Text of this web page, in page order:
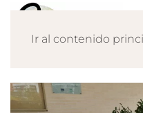
Ir al contenido